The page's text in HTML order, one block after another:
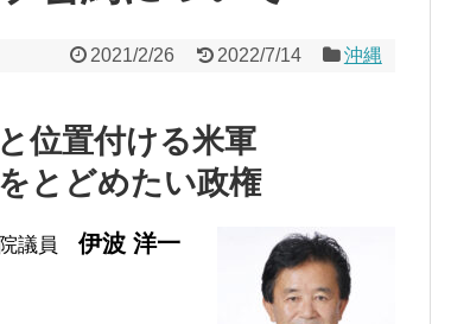
2021/2/26 2022/7/14 沖縄
位置付ける米軍
とどめたい政権
院議員伊波 洋一